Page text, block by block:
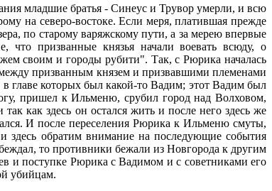
младшие братья - Синеус и Трувор умерли, и всю
на северо-востоке. Если меря, платившая прежде
по старому варяжскому пути, а за мерею впервые
призванные князья начали воевать всюду, о
своим и городы рубити". Так, с Рюрика началась
между призванным князем и призвавшими племенами
главе которых был какой-то Вадим; этот Вадим был
пришел к Ильменю, срубил город над Волховом,
как здесь он остался жить и после него здесь же
И после переселения Рюрика к Ильменю смуты,
здесь обратим внимание на последующие события
то противники бежали из Новгорода к другим
и поступке Рюрика с Вадимом и с советниками его
убийцам.